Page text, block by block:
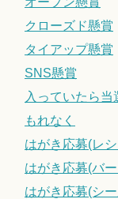
クローズド懸賞
タイアップ懸賞
SNS懸賞
入っていたら当
もれなく
はがき応募(レ
はがき応募(バ
はがき応募(シ